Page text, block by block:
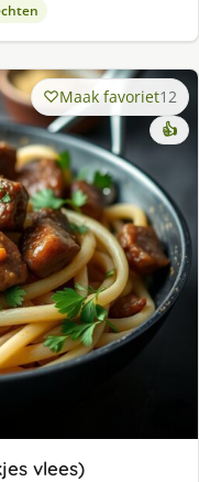
Maak favoriet12
👍
vlees)